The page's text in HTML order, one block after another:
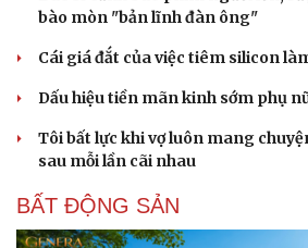
bào mòn "bản lĩnh đàn ông"
Cái giá đắt của việc tiêm silicon
Dấu hiệu tiền mãn kinh sớm phụ
Tôi bất lực khi vợ luôn mang
sau mỗi lần cãi nhau
BẤT ĐỘNG SẢN